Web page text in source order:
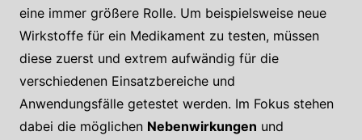
eine immer größere Rolle. Um beispielsweise neue
Wirkstoffe für ein Medikament zu testen, müssen
diese zuerst und extrem aufwändig für die
verschiedenen Einsatzbereiche und
Anwendungsfälle getestet werden. Im Fokus stehen
dabei die möglichen Nebenwirkungen und